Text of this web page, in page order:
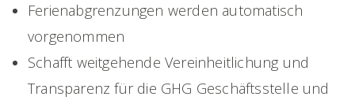
Ferienabgrenzungen werden automatisch
vorgenommen
Schafft weitgehende Vereinheitlichung und
Transparenz für die GHG Geschäftsstelle und